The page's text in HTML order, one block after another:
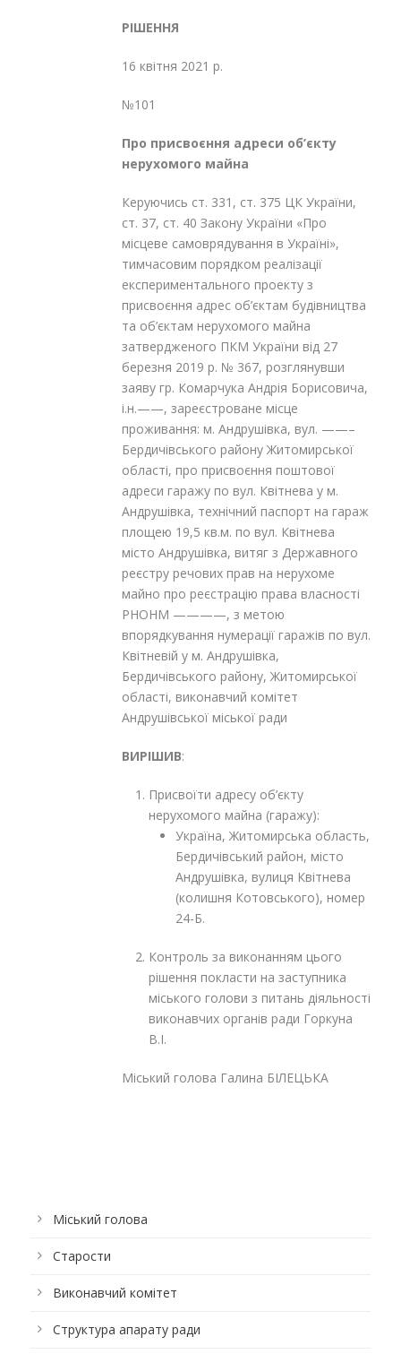
РІШЕННЯ
16 квітня 2021 р.
№101
Про присвоєння адреси об’єкту
нерухомого майна
Керуючись ст. 331, ст. 375 ЦК України,
ст. 37, ст. 40 Закону України «Про
місцеве самоврядування в Україні»,
тимчасовим порядком реалізації
експериментального проекту з
присвоєння адрес об’єктам будівництва
та об’єктам нерухомого майна
затвердженого ПКМ України від 27
березня 2019 р. № 367, розглянувши
заяву гр. Комарчука Андрія Борисовича,
і.н.——, зареєстроване місце
проживання: м. Андрушівка, вул. ——–
Бердичівського району Житомирської
області, про присвоєння поштової
адреси гаражу по вул. Квітнева у м.
Андрушівка, технічний паспорт на гараж
площею 19,5 кв.м. по вул. Квітнева
місто Андрушівка, витяг з Державного
реєстру речових прав на нерухоме
майно про реєстрацію права власності
РНОНМ ————, з метою
впорядкування нумерації гаражів по вул.
Квітневій у м. Андрушівка,
Бердичівського району, Житомирської
області, виконавчий комітет
Андрушівської міської ради
ВИРІШИВ:
Присвоїти адресу об’єкту
нерухомого майна (гаражу):
Україна, Житомирська область,
Бердичівський район, місто
Андрушівка, вулиця Квітнева
(колишня Котовського), номер
24-Б.
Контроль за виконанням цього
рішення покласти на заступника
міського голови з питань діяльності
виконавчих органів ради Горкуна
В.І.
Міський голова Галина БІЛЕЦЬКА
Міський голова
Старости
Виконавчий комітет
Структура апарату ради